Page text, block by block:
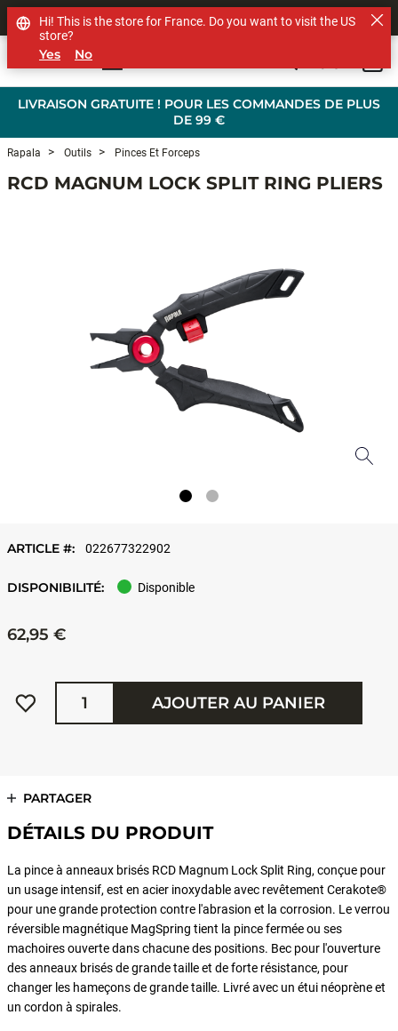
LIVRAISON GRATUITE ! POUR LES COMMANDES DE PLUS
DE 99 €
SHOP OTHER BRANDS
Rapala Outils Pinces Et Forceps
RCD MAGNUM LOCK SPLIT RING PLIERS
ARTICLE #: 022677322902
DISPONIBILITÉ: Disponible
62,95 €
Quantité
AJOUTER AU PANIER
PARTAGER
DÉTAILS DU PRODUIT
La pince à anneaux brisés RCD Magnum Lock Split Ring, conçue pour
un usage intensif, est en acier inoxydable avec revêtement Cerakote®
pour une grande protection contre l'abrasion et la corrosion. Le verrou
réversible magnétique MagSpring tient la pince fermée ou ses
machoires ouverte dans chacune des positions. Bec pour l'ouverture
des anneaux brisés de grande taille et de forte résistance, pour
changer les hameçons de grande taille. Livré avec un étui néoprène et
un cordon à spirales.
Hi! This is the store for France. Do you want to visit the US
store?
Yes No